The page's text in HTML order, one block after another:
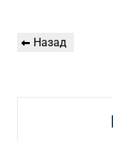
по
Предыдущая
Назад